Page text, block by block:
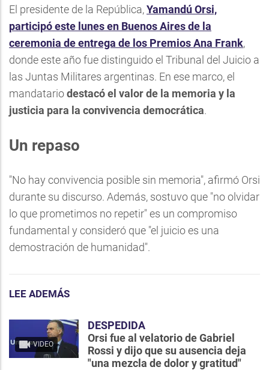
El presidente de la República,Yamandú Orsi,
participó este lunes en Buenos Aires de la
ceremonia de entrega de los Premios Ana Frank,
donde este año fue distinguido el Tribunal del Juicio a
las Juntas Militares argentinas. En ese marco, el
mandatariodestacó el valor de la memoria y la
justicia para la convivencia democrática.
Un repaso
"No hay convivencia posible sin memoria", afirmó Orsi
durante su discurso. Además, sostuvo que "no olvidar
lo que prometimos no repetir" es un compromiso
fundamental y consideró que "el juicio es una
demostración de humanidad".
LEE ADEMÁS
VIDEO
DESPEDIDA
Orsi fue al velatorio de Gabriel
Rossi y dijo que su ausencia deja
"una mezcla de dolor y gratitud"